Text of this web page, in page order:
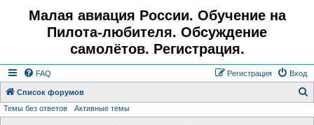
Малая авиация России. Обучение на
Пилота-любителя. Обсуждение
самолётов. Регистрация.
FAQ Вход
Регистрация
Список форумов
Темы без ответов Активные темы